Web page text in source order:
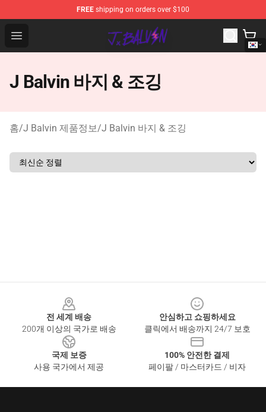
FREE shipping on orders over $100
Open menu
J Balvin Store - Official J Balvin Merchandise Shop
J Balvin 바지 & 조깅
홈/J Balvin 제품정보/J Balvin 바지 & 조깅
전 세계 배송
200개 이상의 국가로 배송
안심하고 쇼핑하세요
클릭에서 배송까지 24/7 보호
국제 보증
사용 국가에서 제공
100% 안전한 결제
페이팔 / 마스터카드 / 비자